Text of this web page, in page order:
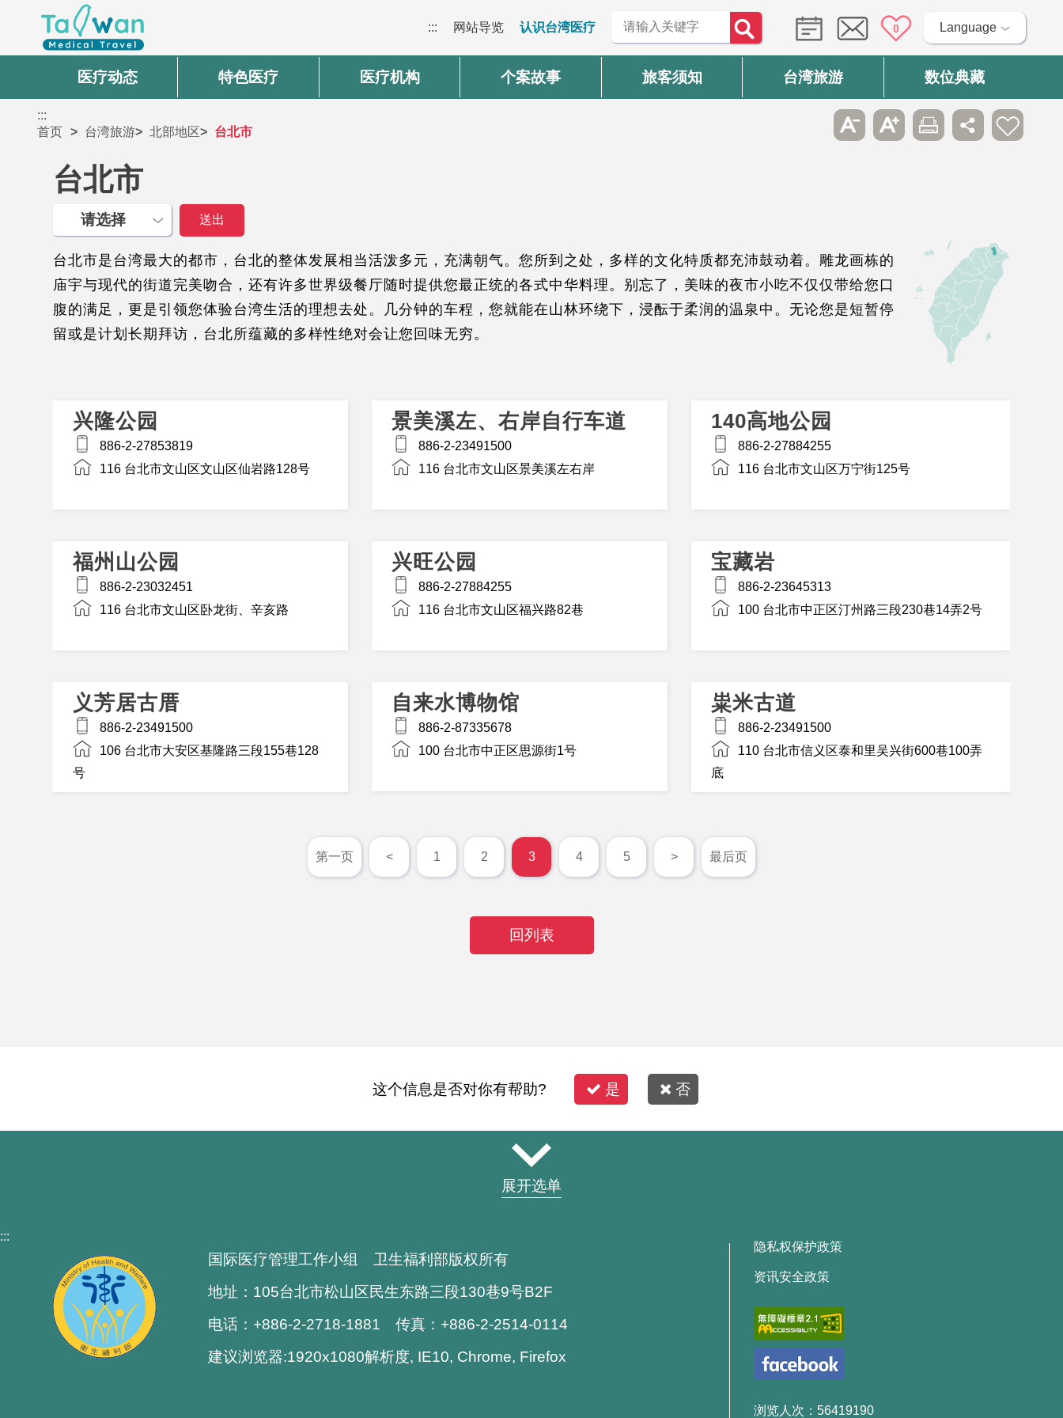
::: 网站导览 认识台湾医疗 0 Language
医疗动态 特色医疗 医疗机构 个案故事 旅客须知 台湾旅游 数位典藏
:::
首页
台湾旅游 北部地区 台北市
台北市
台北市是台湾最大的都市，台北的整体发展相当活泼多元，充满朝气。您所到之处，多样的文化特质都充沛鼓动着。雕龙画栋的
庙宇与现代的街道完美吻合，还有许多世界级餐厅随时提供您最正统的各式中华料理。别忘了，美味的夜市小吃不仅仅带给您口
腹的满足，更是引领您体验台湾生活的理想去处。几分钟的车程，您就能在山林环绕下，浸酝于柔润的温泉中。无论您是短暂停
留或是计划长期拜访，台北所蕴藏的多样性绝对会让您回味无穷。
兴隆公园
886-2-27853819
116 台北市文山区文山区仙岩路128号
景美溪左、右岸自行车道
886-2-23491500
116 台北市文山区景美溪左右岸
140高地公园
886-2-27884255
116 台北市文山区万宁街125号
福州山公园
886-2-23032451
116 台北市文山区卧龙街、辛亥路
兴旺公园
886-2-27884255
116 台北市文山区福兴路82巷
宝藏岩
886-2-23645313
100 台北市中正区汀州路三段230巷14弄2号
义芳居古厝
886-2-23491500
106 台北市大安区基隆路三段155巷128
号
自来水博物馆
886-2-87335678
100 台北市中正区思源街1号
粜米古道
886-2-23491500
110 台北市信义区泰和里吴兴街600巷100弄
底
第一页 < 1 2 3 4 5 > 最后页
回列表
这个信息是否对你有帮助? 是 否
展开选单
:::
国际医疗管理工作小组 卫生福利部版权所有
地址：105台北市松山区民生东路三段130巷9号B2F
电话：+886-2-2718-1881 传真：+886-2-2514-0114
建议浏览器:1920x1080解析度, IE10, Chrome, Firefox
隐私权保护政策
资讯安全政策
浏览人次：56419190